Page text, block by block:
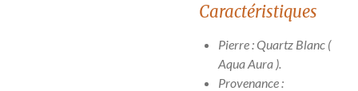
Caractéristiques
Pierre : Quartz Blanc (
Aqua Aura ).
Provenance :